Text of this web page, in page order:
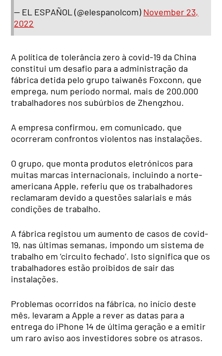
— EL ESPAÑOL (@elespanolcom) November 23,
2022
A política de tolerância zero à covid-19 da China
constitui um desafio para a administração da
fábrica detida pelo grupo taiwanês Foxconn, que
emprega, num período normal, mais de 200.000
trabalhadores nos subúrbios de Zhengzhou.
A empresa confirmou, em comunicado, que
ocorreram confrontos violentos nas instalações.
O grupo, que monta produtos eletrónicos para
muitas marcas internacionais, incluindo a norte-
americana Apple, referiu que os trabalhadores
reclamaram devido a questões salariais e más
condições de trabalho.
A fábrica registou um aumento de casos de covid-
19, nas últimas semanas, impondo um sistema de
trabalho em ‘circuito fechado’. Isto significa que os
trabalhadores estão proibidos de sair das
instalações.
Problemas ocorridos na fábrica, no início deste
mês, levaram a Apple a rever as datas para a
entrega do iPhone 14 de última geração e a emitir
um raro aviso aos investidores sobre os atrasos.